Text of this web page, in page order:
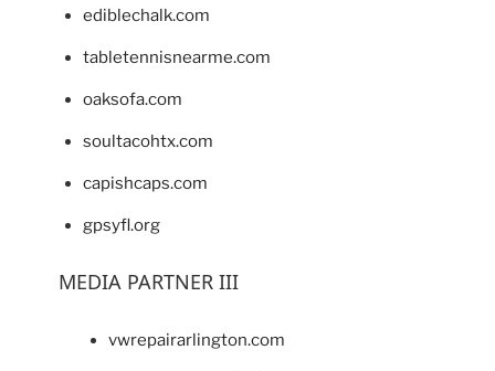
ediblechalk.com
tabletennisnearme.com
oaksofa.com
soultacohtx.com
capishcaps.com
gpsyfl.org
MEDIA PARTNER III
vwrepairarlington.com